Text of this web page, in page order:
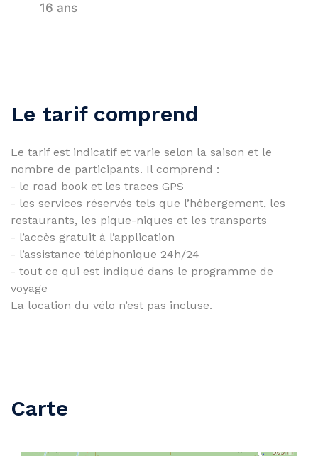
16 ans
Le tarif comprend
Le tarif est indicatif et varie selon la saison et le
nombre de participants. Il comprend :
- le road book et les traces GPS
- les services réservés tels que l’hébergement, les
restaurants, les pique-niques et les transports
- l’accès gratuit à l’application
- l’assistance téléphonique 24h/24
- tout ce qui est indiqué dans le programme de
voyage
La location du vélo n’est pas incluse.
Carte